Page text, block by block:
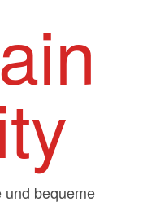
und bequeme